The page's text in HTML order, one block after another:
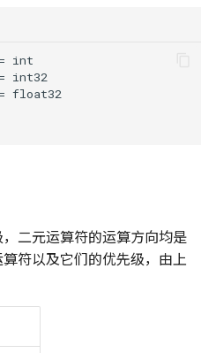
二元运算符的运算方向均是
符以及它们的优先级，由上